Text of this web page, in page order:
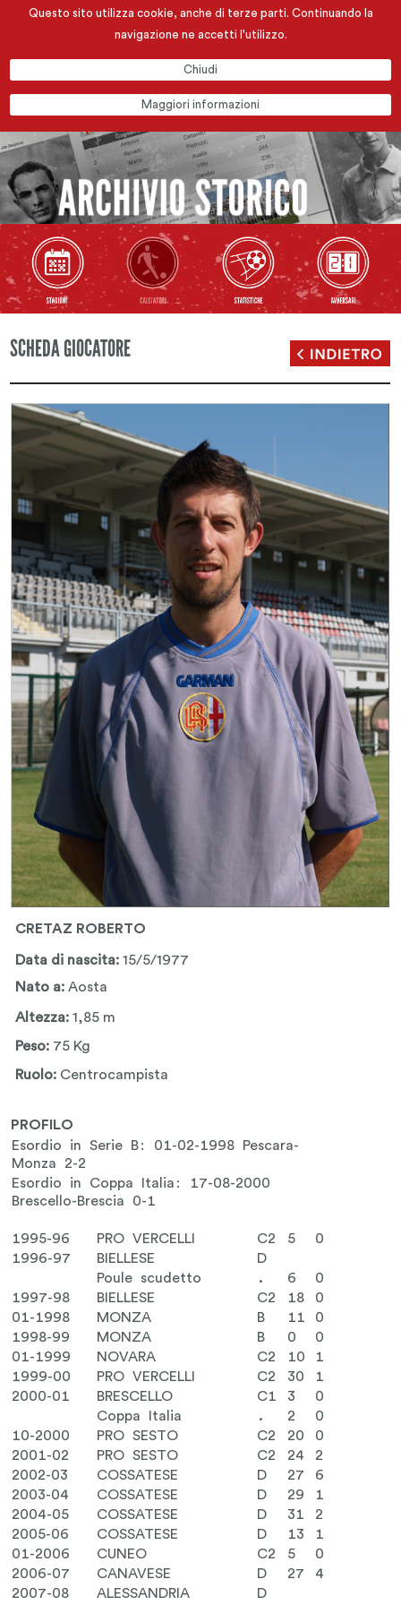
Questo sito utilizza cookie, anche di terze parti. Continuando la
navigazione ne accetti l'utilizzo.
Chiudi
Maggiori informazioni
SCHEDA GIOCATORE
CRETAZ ROBERTO
Data di nascita:15/5/1977
Nato a:Aosta
Altezza:1,85 m
Peso: 75 Kg
Ruolo: Centrocampista
PROFILO
Esordio in Serie B: 01-02-1998 Pescara-
Monza 2-2
Esordio in Coppa Italia: 17-08-2000
Brescello-Brescia 0-1
1995-96 PRO VERCELLI C2 5
0
1996-97
BIELLESE
D
Poule scudetto
. 6
0
1997-98
BIELLESE C2 18
0
01-1998
MONZA B 11
0
1998-99
MONZA B 0
0
01-1999
NOVARA C2 10
1
1999-00
PRO VERCELLI C2 30
1
2000-01
BRESCELLO C1 3
0
Coppa Italia
. 2
0
10-2000
PRO SESTO C2 20
0
2001-02
PRO SESTO C2 24
2
2002-03
COSSATESE D 27
6
2003-04
COSSATESE D 29
1
2004-05
COSSATESE D 31
2
2005-06
COSSATESE D 13
1
01-2006
CUNEO C2 5
0
2006-07
CANAVESE D 27
4
2007-08
ALESSANDRIA
D